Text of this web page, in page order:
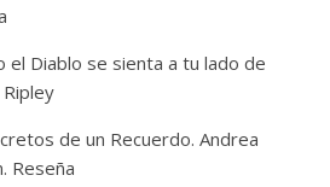
el Diablo se sienta a tu lado de
Ripley
de un Recuerdo. Andrea
Reseña